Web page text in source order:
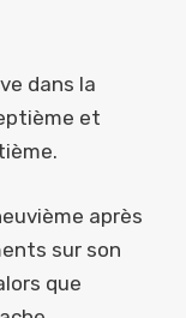
dans la
et
après
sur son
que